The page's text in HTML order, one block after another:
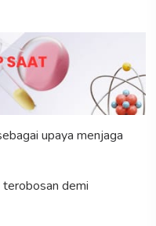
upaya menjaga
demi